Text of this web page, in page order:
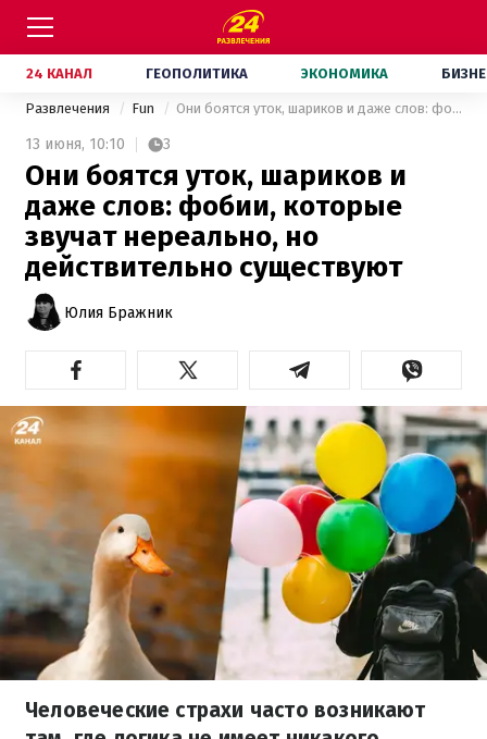
24 КАНАЛ ГЕОПОЛИТИКА ЭКОНОМИКА
Развлечения Fun Они боятся уток, шариков и даже слов: фобии, которые звучат нереально, но действительно существуют
13 июня, 10:10 3
Они боятся уток, шариков и
даже слов: фобии, которые
звучат нереально, но
действительно существуют
Юлия Бражник
Человеческие страхи часто возникают